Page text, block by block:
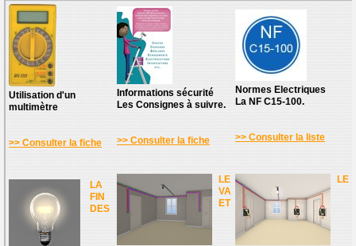
Utilisation d'un
multimètre
>> Consulter la fiche
Informations sécurité
Les Consignes à suivre.
>> Consulter la fiche
Normes Electriques
La NF C15-100.
>> Consulter la liste
LA
FIN
DES
LE
VA
ET
LE